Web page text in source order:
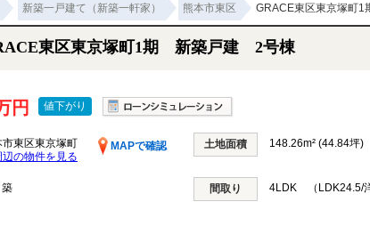
新築一戸建て（新築一軒家） 熊本市東区 GRACE東区東京塚
東区東京塚町1期 新築戸建 2号棟
円 値下がり
東区東京塚町
MAPで確認
の物件を見る
土地面積 148.26m² (44.84坪)
間取り 4LDK （LDK24.5/